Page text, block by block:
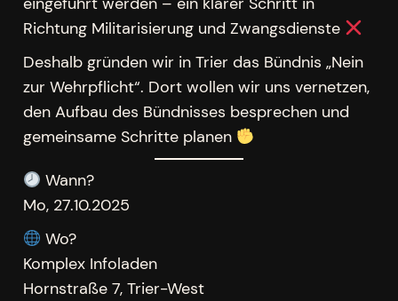
Richtung Militarisierung und Zwangsdienste
Deshalb gründen wir in Trier das Bündnis „Nein
zur Wehrpflicht“. Dort wollen wir uns vernetzen,
den Aufbau des Bündnisses besprechen und
gemeinsame Schritte planen
Wann?
Mo, 27.10.2025
Wo?
Komplex Infoladen
Hornstraße 7, Trier-West